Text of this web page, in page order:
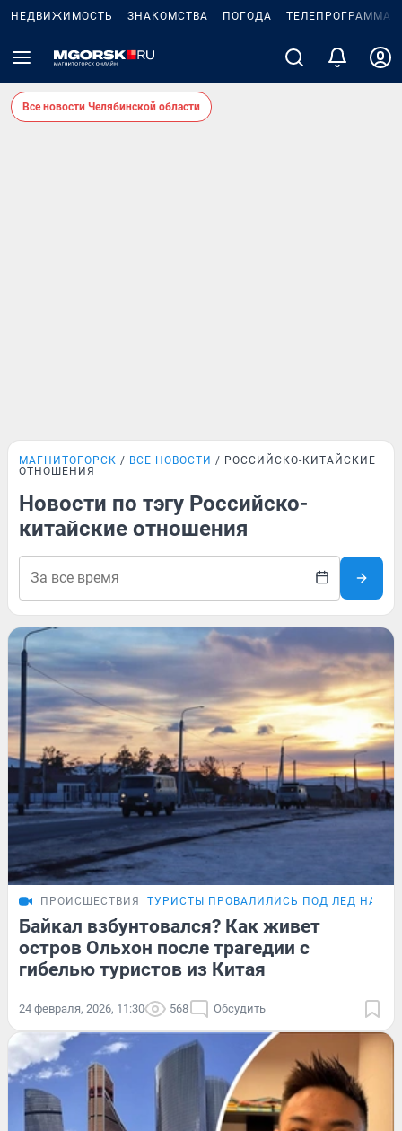
НЕДВИЖИМОСТЬ ЗНАКОМСТВА ПОГОДА ТЕЛЕПРОГРАММА
Все новости Челябинской области
МАГНИТОГОРСК ВСЕ НОВОСТИ
РОССИЙСКО-КИТАЙСКИЕ
ОТНОШЕНИЯ
Новости по тэгу Российско-
китайские отношения
ПРОИСШЕСТВИЯ ТУРИСТЫ ПРОВАЛИЛИСЬ ПОД ЛЕД НА
Байкал взбунтовался? Как живет
остров Ольхон после трагедии с
гибелью туристов из Китая
24 февраля, 2026, 11:30 568 Обсудить